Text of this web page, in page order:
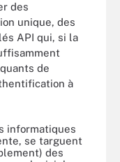
des
unique, des
API qui, si la
de
à
informatiques
se targuent
des